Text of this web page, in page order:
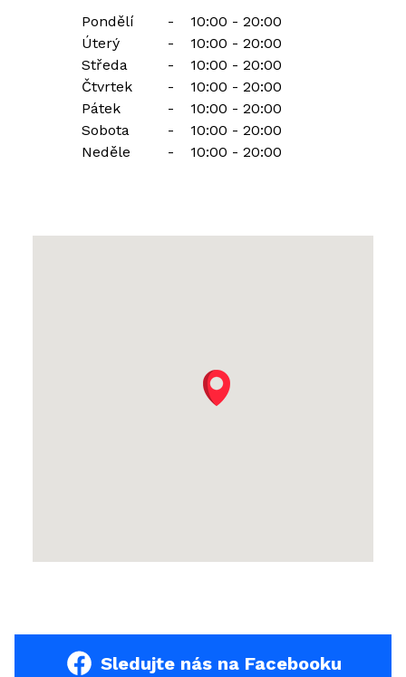
Pondělí -
10:00 - 20:00
Úterý
-
10:00 - 20:00
Středa
-
10:00 - 20:00
Čtvrtek
-
10:00 - 20:00
Pátek
-
10:00 - 20:00
Sobota
-
10:00 - 20:00
Neděle
- 10:00 - 20:00
Sledujte nás na Facebooku